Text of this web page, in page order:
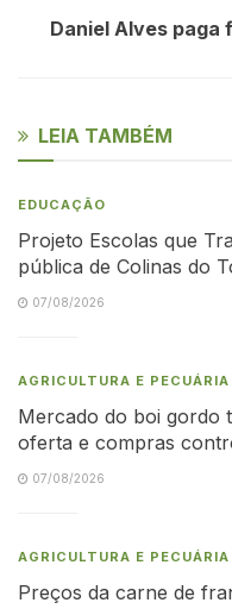
Daniel Alves paga
LEIA TAMBÉM
EDUCAÇÃO
Projeto Escolas que
pública de Colinas do
07/08/2026
AGRICULTURA E PECUÁRIA
Mercado do boi gordo
oferta e compras
07/08/2026
AGRICULTURA E PECUÁRIA
Preços da carne de